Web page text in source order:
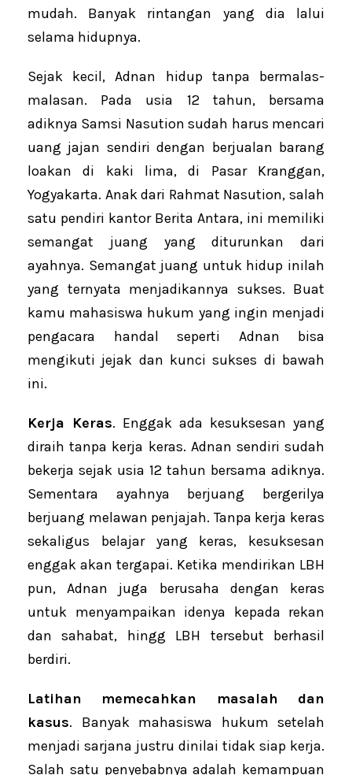
mudah. Banyak rintangan yang dia lalui
selama hidupnya.
Sejak kecil, Adnan hidup tanpa bermalas-
malasan. Pada usia 12 tahun, bersama
adiknya Samsi Nasution sudah harus mencari
uang jajan sendiri dengan berjualan barang
loakan di kaki lima, di Pasar Kranggan,
Yogyakarta. Anak dari Rahmat Nasution, salah
satu pendiri kantor Berita Antara, ini memiliki
semangat juang yang diturunkan dari
ayahnya. Semangat juang untuk hidup inilah
yang ternyata menjadikannya sukses. Buat
kamu mahasiswa hukum yang ingin menjadi
pengacara handal seperti Adnan bisa
mengikuti jejak dan kunci sukses di bawah
ini.
Kerja Keras. Enggak ada kesuksesan yang
diraih tanpa kerja keras. Adnan sendiri sudah
bekerja sejak usia 12 tahun bersama adiknya.
Sementara ayahnya berjuang bergerilya
berjuang melawan penjajah. Tanpa kerja keras
sekaligus belajar yang keras, kesuksesan
enggak akan tergapai. Ketika mendirikan LBH
pun, Adnan juga berusaha dengan keras
untuk menyampaikan idenya kepada rekan
dan sahabat, hingg LBH tersebut berhasil
berdiri.
Latihan memecahkan masalah dan
kasus. Banyak mahasiswa hukum setelah
menjadi sarjana justru dinilai tidak siap kerja.
Salah satu penyebabnya adalah kemampuan